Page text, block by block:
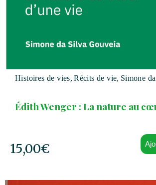
Histoires de vies, Récits de vie, Simone
Édith Wenger : La nature au
15,00€